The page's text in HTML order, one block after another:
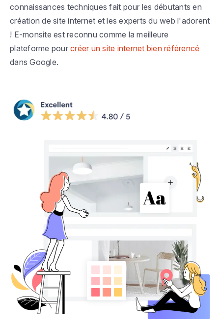
connaissances techniques fait pour les débutants en
création de site internet et les experts du web l'adorent
! E-monsite est reconnu comme la meilleure
plateforme pour créer un site internet bien référencé
dans Google.